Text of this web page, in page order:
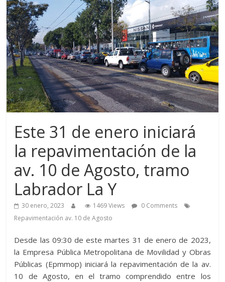
Este 31 de enero iniciará
la repavimentación de la
av. 10 de Agosto, tramo
Labrador La Y
30 enero, 2023 1469 Views
0 Comments
Repavimentación av. 10 de Agosto
Desde las 09:30 de este martes 31 de enero de 2023,
la Empresa Pública Metropolitana de Movilidad y Obras
Públicas (Epmmop) iniciará la repavimentación de la av.
10 de Agosto, en el tramo comprendido entre los